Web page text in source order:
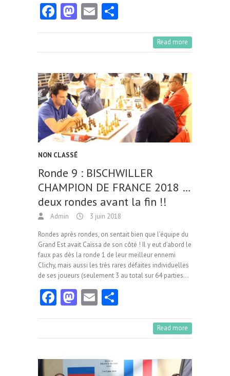
Fa
ce
o
k
M
as
o
n
E
m rt
Read more
NON CLASSÉ
Ronde 9 : BISCHWILLER
CHAMPION DE FRANCE 2018 …
deux rondes avant la fin !!
Admin 3 juin 2018
Rondes après rondes, on sentait bien que l’équipe du
Grand Est avait Caïssa de son côté ! Il y eut d’abord le
faux pas dès la ronde 1 de leur meilleur ennemi
Clichy, mais aussi les très rares défaites individuelles
de ses joueurs (seulement 3 au total sur 64 parties…
Fa
ce
o
M
as
o
E
m rt
Read more